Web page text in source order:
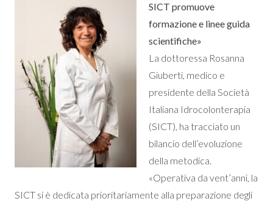
SICT promuove
formazione e linee guida
scientifiche»
La dottoressa Rosanna
Giuberti, medico e
presidente della Società
Italiana Idrocolonterapia
(SICT), ha tracciato un
bilancio dell’evoluzione
della metodica.
«Operativa da vent’anni, la
SICT si è dedicata prioritariamente alla preparazione degli